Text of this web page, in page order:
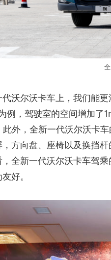
沃尔沃卡车上，我们能
例，驾驶室的空间增加了
此外，全新一代沃尔沃卡
方向盘、座椅以及换挡
全新一代沃尔沃卡车驾
好。